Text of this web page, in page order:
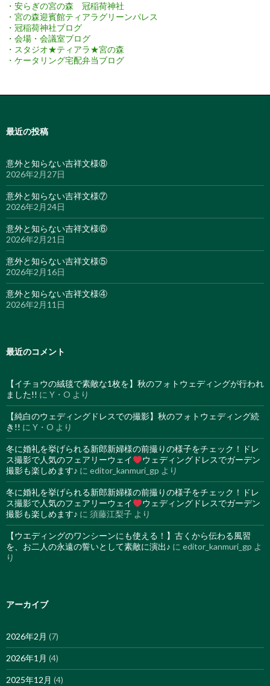
・安らぎの宮の森 冠稲荷神社
・宮の森迎賓館ティアラグリーンパレス
・冠稲荷神社ブログ
・会場・会議室ブログ
・スタジオ★ティアラ★宮の森
・ケータリング宅配弁当ブログ
最近の投稿
意外と知らない吉祥文様⑧
2026年2月27日
意外と知らない吉祥文様⑦
2026年2月24日
意外と知らない吉祥文様⑥
2026年2月21日
意外と知らない吉祥文様⑤
2026年2月16日
意外と知らない吉祥文様④
2026年2月11日
最近のコメント
【イチョウの絨毯で素敵な1枚を】秋のフォトウェディングが行われ
ました!! に Y・O より
【純白のウェディングドレスでの撮影】秋のフォトウェディング続
き!! に Y・O より
冬に婚礼を挙げられる新郎新婦様の前撮りの様子をチェック！ドレ
ス撮影で人気のフェアリーウェイ
ウェディングドレスでガーデン
撮影も楽しめます♪ に editor_kanmuri_gp より
冬に婚礼を挙げられる新郎新婦様の前撮りの様子をチェック！ドレ
ス撮影で人気のフェアリーウェイ
ウェディングドレスでガーデン
撮影も楽しめます♪ に 須藤江梨子 より
【ウエディングのワンシーンにも使える！】古くから伝わる風習
を、お二人の永遠の誓いとして素敵に演出♪ に editor_kanmuri_gp よ
り
アーカイブ
2026年2月 (7)
2026年1月 (4)
2025年12月 (4)